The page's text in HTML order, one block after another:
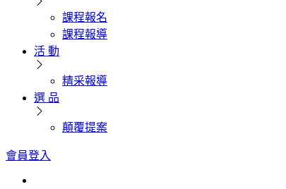
課程報名
課程報導
活 動
精采報導
選 品
顛覆提案
會員登入